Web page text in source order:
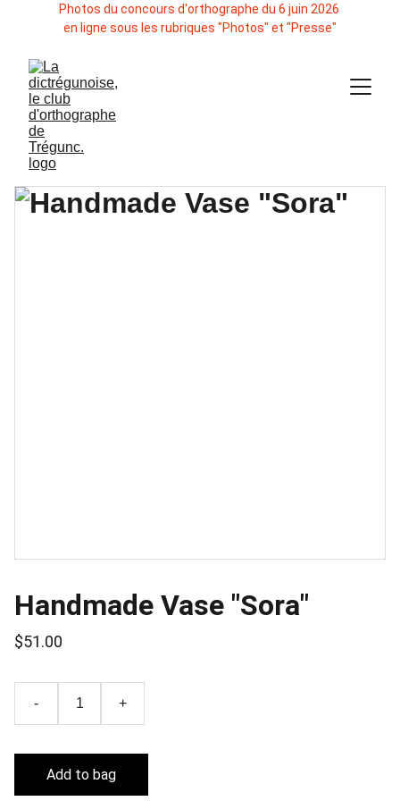
Photos du concours d'orthographe du 6 juin 2026
en ligne sous les rubriques "Photos" et "Presse"
Handmade Vase "Sora"
$51.00
- +
Add to bag